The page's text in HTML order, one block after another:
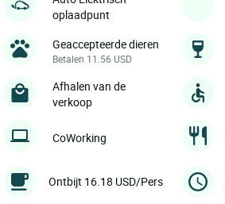
oplaadpunt
Geaccepteerde dieren
Betalen 11.56 USD
Afhalen van de
verkoop
CoWorking
Ontbijt 16.18 USD/Pers